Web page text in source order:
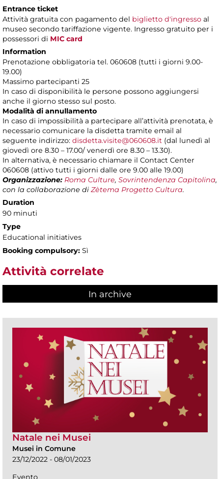
Entrance ticket
Attività gratuita con pagamento del biglietto d'ingresso al
museo secondo tariffazione vigente. Ingresso gratuito per i
possessori di MIC card
Information
Prenotazione obbligatoria tel. 060608 (tutti i giorni 9.00-
19.00)
Massimo partecipanti 25
In caso di disponibilità le persone possono aggiungersi
anche il giorno stesso sul posto.
Modalità di annullamento
In caso di impossibilità a partecipare all’attività prenotata, è
necessario comunicare la disdetta tramite email al
seguente indirizzo: disdetta.visite@060608.it (dal lunedì al
giovedì ore 8.30 – 17.00/ venerdì ore 8.30 – 13.30).
In alternativa, è necessario chiamare il Contact Center
060608 (attivo tutti i giorni dalle ore 9.00 alle 19.00)
Organizzazione: Roma Culture, Sovrintendenza Capitolina,
con la collaborazione di Zètema Progetto Cultura.
Duration
90 minuti
Type
Educational initiatives
Booking compulsory: Sì
Attività correlate
In archive
Natale nei Musei
Musei in Comune
23/12/2022 - 08/01/2023
Evento